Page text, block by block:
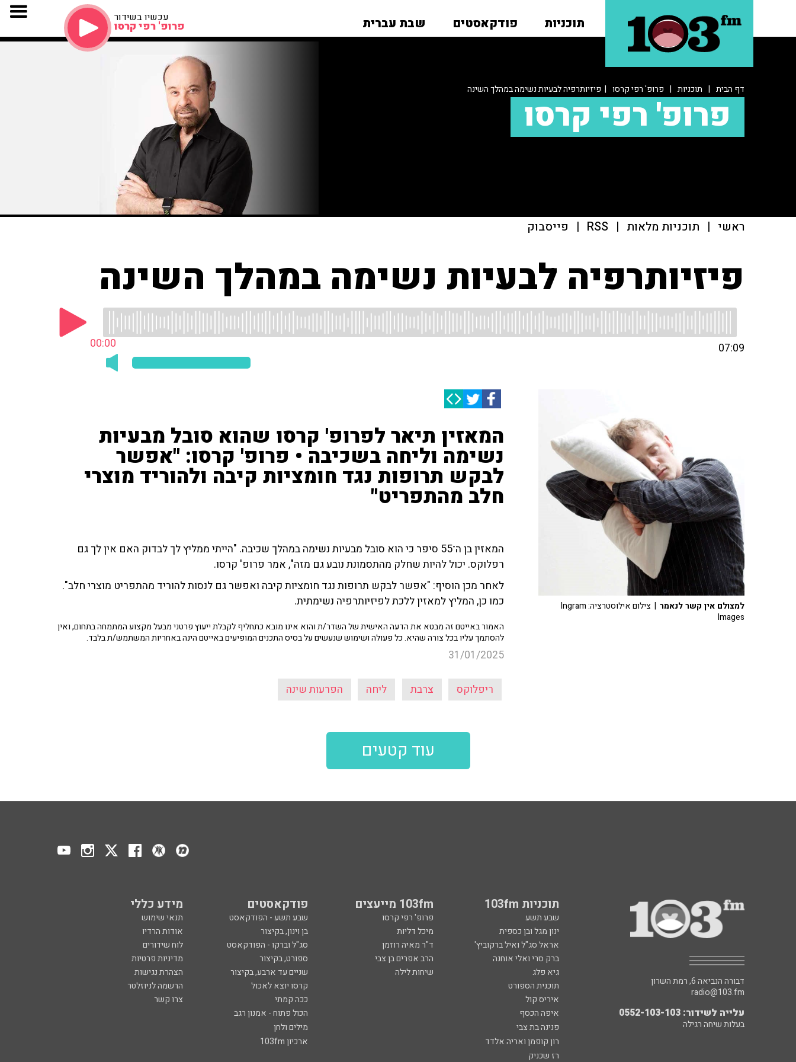
תוכניות פודקאסטים שבת עברית עכשיו בשידור
פרופ' רפי קרסו
דף הבית | תוכניות | פרופ' רפי קרסו | פיזיותרפיה לבעיות נשימה במהלך השינה
פרופ' רפי קרסו
ראשי | תוכניות מלאות |
RSS
| פייסבוק
פיזיותרפיה לבעיות נשימה במהלך השינה
00:00 07:09
המאזין תיאר לפרופ' קרסו שהוא סובל מבעיות
נשימה וליחה בשכיבה • פרופ' קרסו: "אפשר
לבקש תרופות נגד חומציות קיבה ולהוריד מוצרי
חלב מהתפריט"
המאזין בן ה־55 סיפר כי הוא סובל מבעיות נשימה במהלך שכיבה. "הייתי ממליץ לך לבדוק האם אין לך גם
רפלוקס. יכול להיות שחלק מהתסמונת נובע גם מזה", אמר פרופ' קרסו.
לאחר מכן הוסיף: "אפשר לבקש תרופות נגד חומציות קיבה ואפשר גם לנסות להוריד מהתפריט מוצרי חלב".
כמו כן, המליץ למאזין ללכת לפיזיותרפיה נשימתית.
האמור באייטם זה מבטא את הדעה האישית של השדר/ת והוא אינו מובא כתחליף לקבלת ייעוץ פרטני מבעל מקצוע המתמחה בתחום, ואין
להסתמך עליו בכל צורה שהיא. כל פעולה ושימוש שנעשים על בסיס התכנים המופיעים באייטם הינה באחריות המשתמש/ת בלבד.
31/01/2025
ריפלוקס צרבת ליחה הפרעות שינה
למצולם אין קשר לנאמר
| צילום אילוסטרציה: Ingram
Images
עוד קטעים
תוכניות 103fm 103fm מייעצים פודקאסטים מידע כללי
שבע תשע פרופ' רפי קרסו שבע תשע - הפודקאסט
תנאי שימוש
ינון מגל ובן כספית
מיכל דליות בן וינון, בקיצור
אודות הרדיו
אראל סג"ל ואיל ברקוביץ'
ד"ר מאיה רוזמן סג"ל וברקו - הפודקאסט
לוח שידורים
ברק סרי ואלי אוחנה
הרב אפרים בן צבי ספורט, בקיצור
מדיניות פרטיות
גיא פלג
שיחות לילה שניים עד ארבע, בקיצור
הצהרת נגישות
תוכנית הספורט
קרסו יוצא לאכול
הרשמה לניוזלטר
איריס קול
ככה קמתי
צרו קשר
איפה הכסף
הכול פתוח - אמנון רגב
פנינה בת צבי
מילים ולחן
רון קופמן ואריה אלדד
ארכיון 103fm
רז שכניק
דבורה הנביאה 6, רמת השרון
radio@103.fm
עלייה לשידור: 0552-103-103
בעלות שיחה רגילה